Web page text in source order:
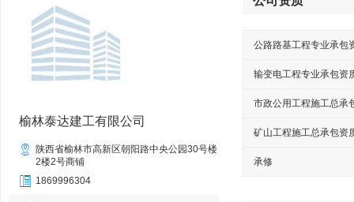
榆林泰达建工有限公司

陕西省榆林市高新区朝阳路中央公园30号楼
2楼2号商铺
 1869996304
公路路基工程专业承包
输变电工程专业承包资
市政公用工程施工总承
矿山工程施工总承包资
承修